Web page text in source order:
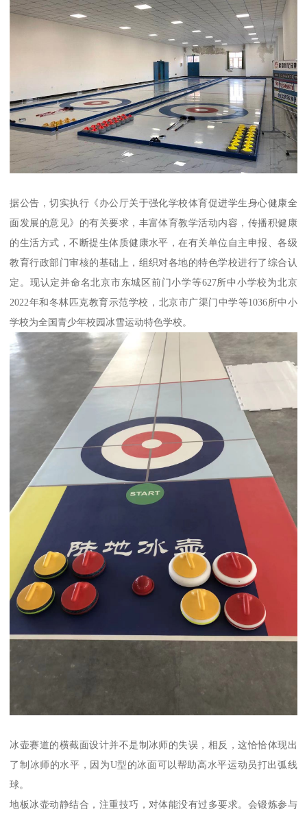
据公告，切实执行《办公厅关于强化学校体育促进学生身心健康全
面发展的意见》的有关要求，丰富体育教学活动内容，传播积健康
的生活方式，不断提生体质健康水平，在有关单位自主申报、各级
教育行政部门审核的基础上，组织对各地的特色学校进行了综合认
定。现认定并命名北京市东城区前门小学等627所中小学校为北京
2022年和冬林匹克教育示范学校，北京市广渠门中学等1036所中小
学校为全国青少年校园冰雪运动特色学校。
冰壶赛道的横截面设计并不是制冰师的失误，相反，这恰恰体现出
了制冰师的水平，因为U型的冰面可以帮助高水平运动员打出弧线
球。
地板冰壶动静结合，注重技巧，对体能没有过多要求。会锻炼参与